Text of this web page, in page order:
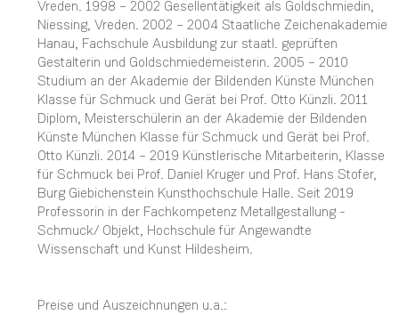
Vreden. 1998 – 2002 Gesellentätigkeit als Goldschmiedin,
Niessing, Vreden. 2002 – 2004 Staatliche Zeichenakademie
Hanau, Fachschule Ausbildung zur staatl. geprüften
Gestalterin und Goldschmiedemeisterin. 2005 – 2010
Studium an der Akademie der Bildenden Künste München
Klasse für Schmuck und Gerät bei Prof. Otto Künzli. 2011
Diplom, Meisterschülerin an der Akademie der Bildenden
Künste München Klasse für Schmuck und Gerät bei Prof.
Otto Künzli. 2014 – 2019 Künstlerische Mitarbeiterin, Klasse
für Schmuck bei Prof. Daniel Kruger und Prof. Hans Stofer,
Burg Giebichenstein Kunsthochschule Halle. Seit 2019
Professorin in der Fachkompetenz Metallgestallung -
Schmuck/ Objekt, Hochschule für Angewandte
Wissenschaft und Kunst Hildesheim.
Preise und Auszeichnungen u.a.: